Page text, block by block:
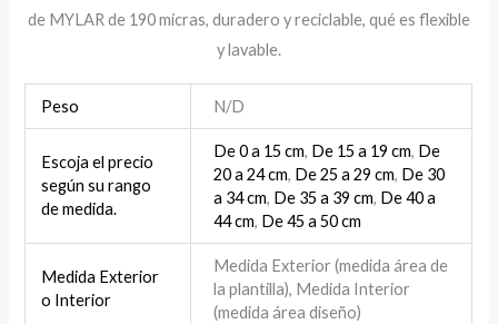
de MYLAR de 190 micras, duradero y reciclable, qué es flexible
y lavable.
Peso N/D
Escoja el precio
según su rango
de medida.
De 0 a 15 cm, De 15 a 19 cm, De
20 a 24 cm, De 25 a 29 cm, De 30
a 34 cm, De 35 a 39 cm, De 40 a
44 cm, De 45 a 50 cm
Medida Exterior
o Interior
Medida Exterior (medida área de
la plantilla), Medida Interior
(medida área diseño)